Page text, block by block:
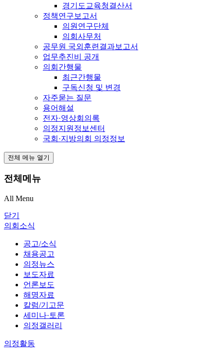
경기도교육청결산서
정책연구보고서
의원연구단체
의회사무처
공무원 국외훈련결과보고서
업무추진비 공개
의회간행물
최근간행물
구독신청 및 변경
자주묻는 질문
용어해설
전자·영상회의록
의정지원정보센터
국회·지방의회 의정정보
전체 메뉴 열기
전체메뉴
All Menu
닫기
의회소식
공고/소식
채용공고
의정뉴스
보도자료
언론보도
해명자료
칼럼/기고문
세미나·토론
의정갤러리
의정활동